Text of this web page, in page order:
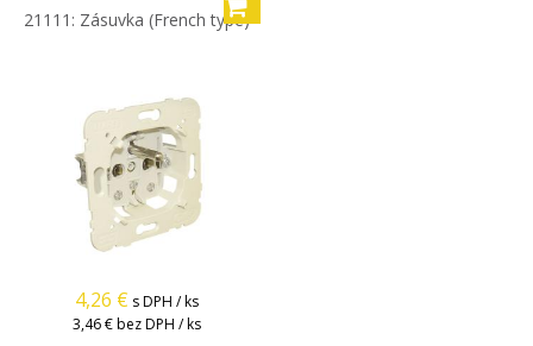
21111: Zásuvka (French type)
4,26 € s DPH / ks
3,46 € bez DPH / ks